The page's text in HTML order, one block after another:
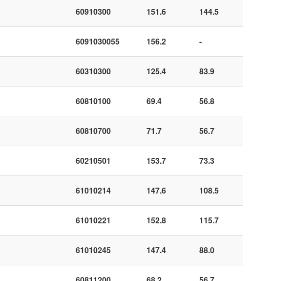
60910300 151.6 144.5
6091030055 156.2 -
60310300 125.4 83.9
60810100 69.4 56.8
60810700 71.7 56.7
60210501 153.7 73.3
61010214 147.6 108.5
61010221 152.8 115.7
61010245 147.4 88.0